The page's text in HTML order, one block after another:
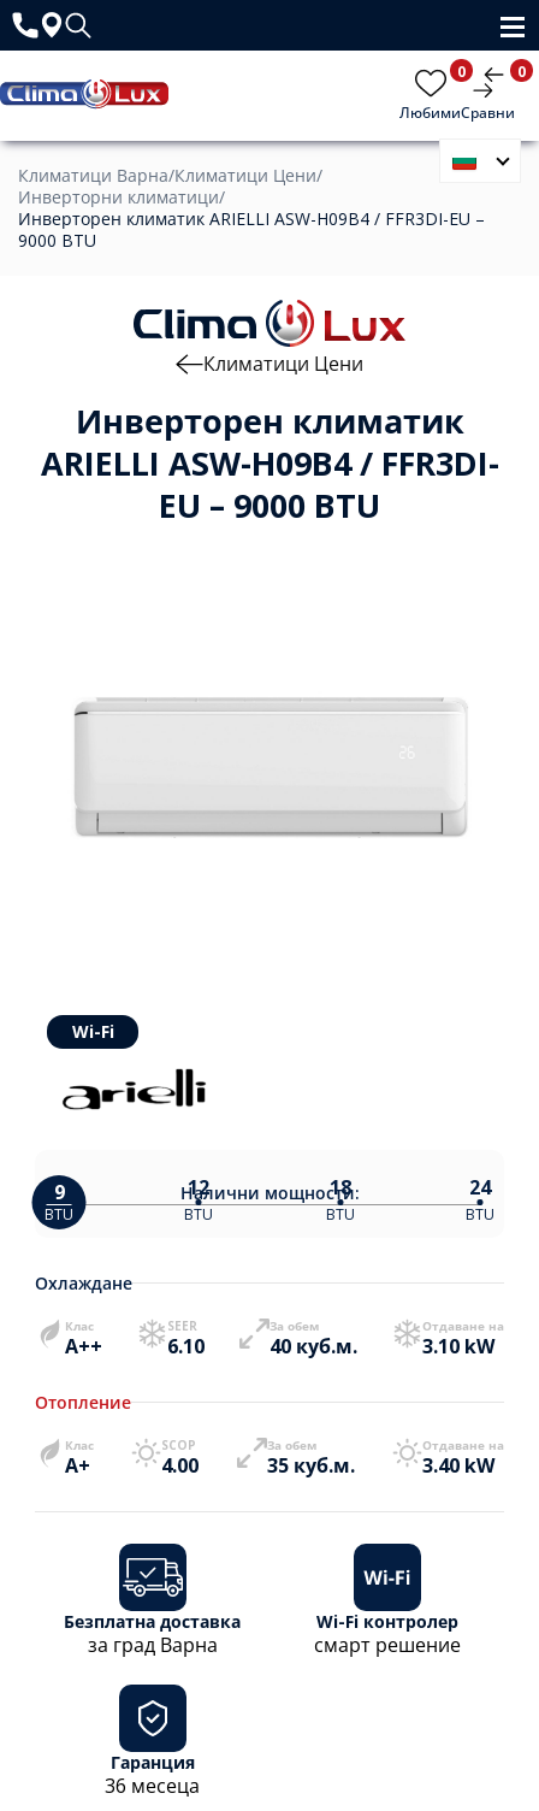
Любими
0
Сравни
0
Климатици Варна/Климатици Цени/
Инверторни климатици/
Инверторен климатик ARIELLI ASW-H09B4 / FFR3DI-EU –
9000 BTU
Инверторен климатик
ARIELLI ASW-H09B4 / FFR3DI-
EU – 9000 BTU
Климатици Цени
Wi-Fi
Налични мощности:
9
BTU
12
BTU
18
BTU
24
BTU
Охлаждане
Клас
A++
SEER
6.10
За обем
40 куб.м.
Отдаване на
3.10 kW
Отопление
Клас
A+
SCOP
4.00
За обем
35 куб.м.
Отдаване на
3.40 kW
Безплатна доставка
за град Варна
Wi-Fi контролер
смарт решение
Гаранция
36 месеца